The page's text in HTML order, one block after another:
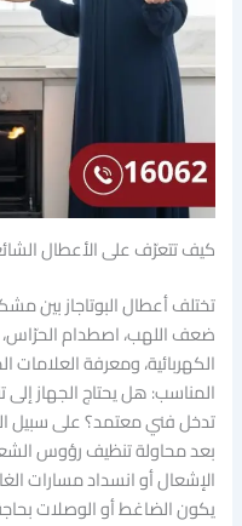
كيف تتعرّف على الأعطال
تختلف أعطال البوتاجاز بين
ضعف اللهب، اصطدام الحرّاس،
الكهربائية، ومعرفة
المناسب: هل يحتاج الجهاز
تدخل فني معتمد؟ على سبيل
بعد محاولة تنظيف رؤوس
الإشعال أو انسداد مسارات
يكون الضاغط أو الوصلات